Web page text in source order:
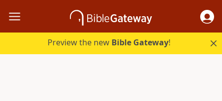
Preview the new Bible Gateway!